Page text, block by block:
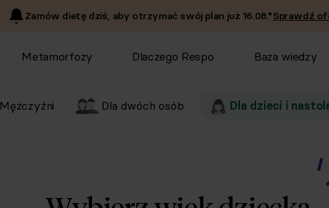
Zamów dietę dziś, aby otrzymać swój plan już 16.08.*Sprawdź
Mężczyźni Dla dwóch osób Dla dzieci i
Metamorfozy Dlaczego Respo Baza wiedzy